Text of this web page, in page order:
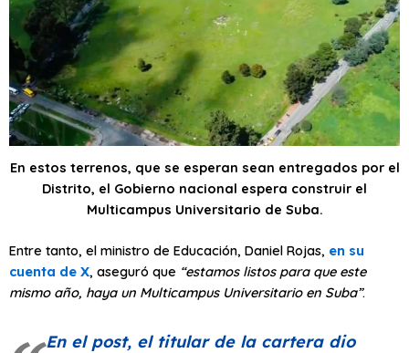
En estos terrenos, que se esperan sean entregados por el
Distrito, el Gobierno nacional espera construir el
Multicampus Universitario de Suba.​
Entre tanto, el ministro de Educación, Daniel Rojas, en su
cuenta de X, aseguró que “estamos listos para que este
mismo año, haya un Multicampus Universitario en Suba”.
En el post, el titular de la cartera dio